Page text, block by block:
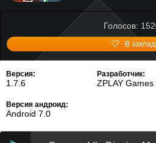
Голосов:
В
Версия:
1.7.6
Разработчик:
ZPLAY Games
Версия андроид:
Android 7.0